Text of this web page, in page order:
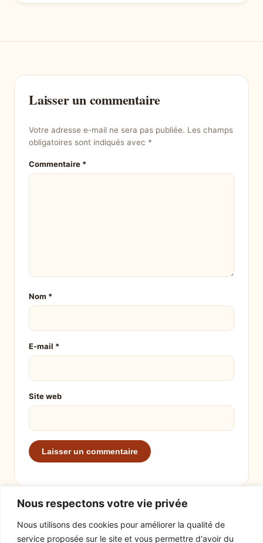
Nous respectons votre vie privée
Nous utilisons des cookies pour améliorer la qualité de
service proposée sur le site et vous permettre d'avoir du
Laisser un commentaire
Votre adresse e-mail ne sera pas publiée. Les champs
obligatoires sont indiqués avec *
Commentaire *
Nom *
E-mail *
Site web